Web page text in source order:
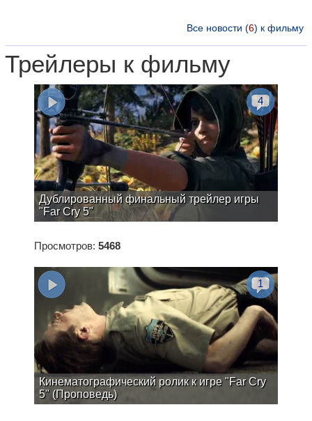
Все новости (6) к фильму
Трейлеры к фильму
Дублированный финальный трейлер игры
"Far Cry 5"
4
Просмотров: 5468
Кинематографический ролик к игре "Far Cry
5" (Проповедь)
1